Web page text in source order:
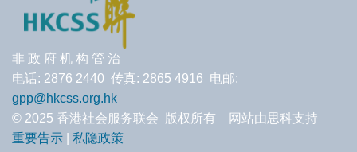
非 政 府 机 构 管 治
电话: 2876 2440 传真: 2865 4916 电邮:
gpp@hkcss.org.hk
© 2025 香港社会服务联会 版权所有 网站由思科支持
重要告示
私隐政策